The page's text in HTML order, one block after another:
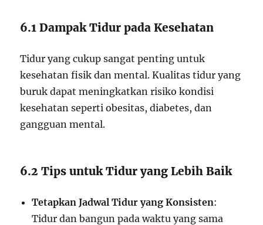
6.1 Dampak Tidur pada Kesehatan
Tidur yang cukup sangat penting untuk
kesehatan fisik dan mental. Kualitas tidur yang
buruk dapat meningkatkan risiko kondisi
kesehatan seperti obesitas, diabetes, dan
gangguan mental.
6.2 Tips untuk Tidur yang Lebih Baik
Tetapkan Jadwal Tidur yang Konsisten:
Tidur dan bangun pada waktu yang sama